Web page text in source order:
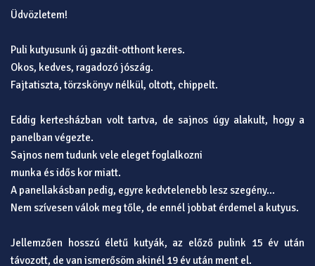
Üdvözletem!
Puli kutyusunk új gazdit-otthont keres.
Okos, kedves, ragadozó jószág.
Fajtatiszta, törzskönyv nélkül, oltott, chippelt.
Eddig kertesházban volt tartva, de sajnos úgy alakult, hogy a
panelban végezte.
Sajnos nem tudunk vele eleget foglalkozni
munka és idős kor miatt.
A panellakásban pedig, egyre kedvtelenebb lesz szegény...
Nem szívesen válok meg tőle, de ennél jobbat érdemel a kutyus.
Jellemzően hosszú életű kutyák, az előző pulink 15 év után
távozott, de van ismerősöm akinél 19 év után ment el.